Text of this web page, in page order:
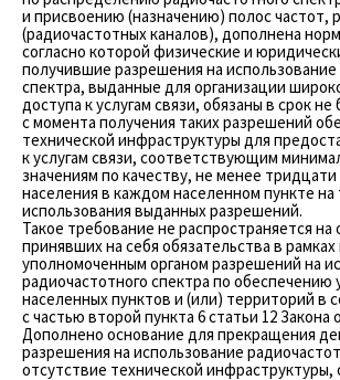
и присвоению (назначению) полос частот,
(радиочастотных каналов), дополнена
согласно которой физические и
получившие разрешения на использование
спектра, выданные для организации
доступа к услугам связи, обязаны в срок
с момента получения таких разрешений
технической инфраструктуры для
к услугам связи, соответствующим
значениям по качеству, не менее
населения в каждом населенном пункте
использования выданных разрешений.
Такое требование не распространяется на
принявших на себя обязательства в
уполномоченным органом разрешений на
радиочастотного спектра по обеспечению
населенных пунктов и (или) территорий в
с частью второй пункта 6 статьи 12 Закона
Дополнено основание для прекращения
разрешения на использование
отсутствие технической